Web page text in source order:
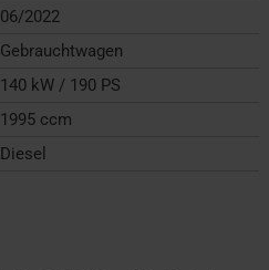
06/2022
Gebrauchtwagen
140 kW / 190 PS
1995 ccm
Diesel